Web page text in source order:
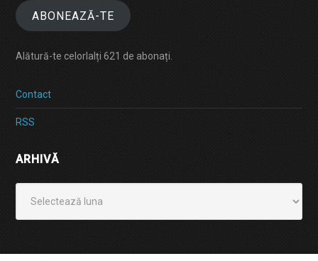
ABONEAZĂ-TE
Alătură-te celorlalți 621 de abonați.
Contact
RSS
ARHIVĂ